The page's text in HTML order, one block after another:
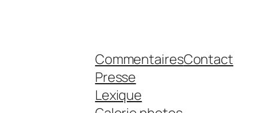
Commentaires
Presse
Lexique
Contact